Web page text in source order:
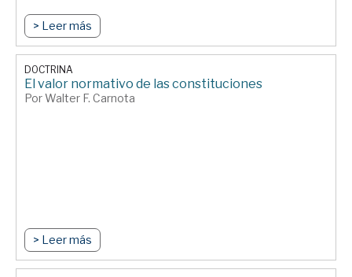
> Leer más
DOCTRINA
El valor normativo de las constituciones
Por Walter F. Carnota
> Leer más